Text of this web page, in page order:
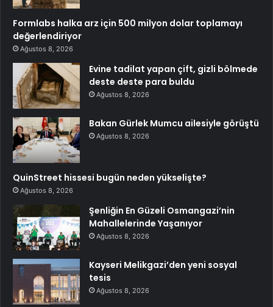
Formlabs halka arz için 500 milyon dolar toplamayı
değerlendiriyor
Ağustos 8, 2026
Evine tadilat yapan çift, gizli bölmede
deste deste para buldu
Ağustos 8, 2026
Bakan Gürlek Mumcu ailesiyle görüştü
Ağustos 8, 2026
QuinStreet hissesi bugün neden yükselişte?
Ağustos 8, 2026
Şenliğin En Güzeli Osmangazi’nin
Mahallelerinde Yaşanıyor
Ağustos 8, 2026
Kayseri Melikgazi’den yeni sosyal
tesis
Ağustos 8, 2026